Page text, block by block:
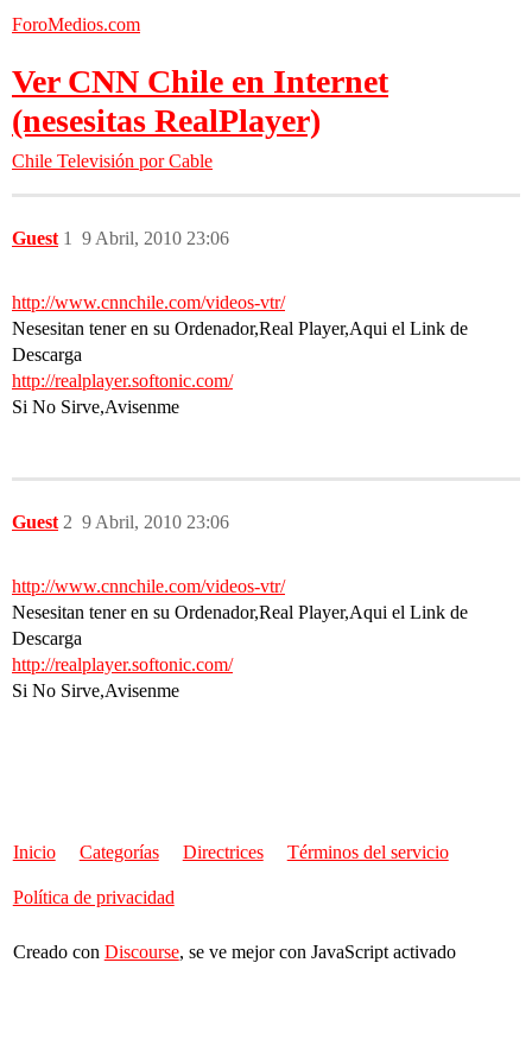
ForoMedios.com
Ver CNN Chile en Internet
(nesesitas RealPlayer)
Chile Televisión por Cable
Guest 9 Abril, 2010 23:06
1
http://www.cnnchile.com/videos-vtr/
Nesesitan tener en su Ordenador,Real Player,Aqui el Link de
Descarga
http://realplayer.softonic.com/
Si No Sirve,Avisenme
Guest 9 Abril, 2010 23:06
2
http://www.cnnchile.com/videos-vtr/
Nesesitan tener en su Ordenador,Real Player,Aqui el Link de
Descarga
http://realplayer.softonic.com/
Si No Sirve,Avisenme
Inicio Categorías Directrices Términos del servicio
Política de privacidad
Creado con Discourse, se ve mejor con JavaScript activado